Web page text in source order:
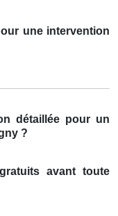
une intervention
détaillée pour un
?
avant toute